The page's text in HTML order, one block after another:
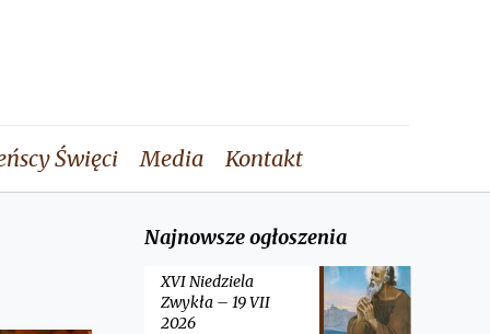
Święci Media Kontakt
Najnowsze ogłoszenia
XVI Niedziela
Zwykła – 19 VII
2026